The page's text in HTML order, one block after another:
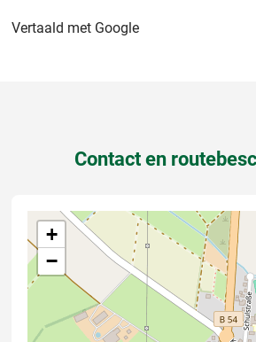
Vertaald met Google
Contact en
+
−